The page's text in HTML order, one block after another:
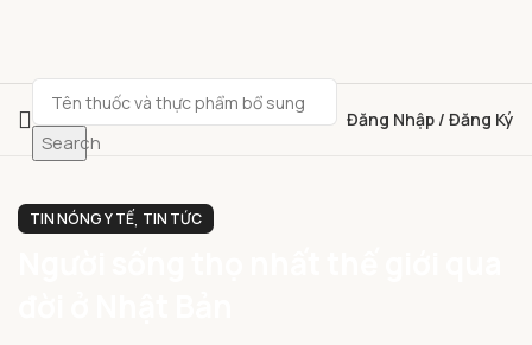
Search
Đăng Nhập / Đăng Ký
TIN NÓNG Y TẾ, TIN TỨC